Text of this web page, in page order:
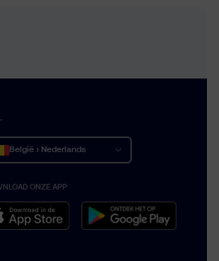
België › Nederlands
Belgique › Français
Belgium › English
ONZE APP